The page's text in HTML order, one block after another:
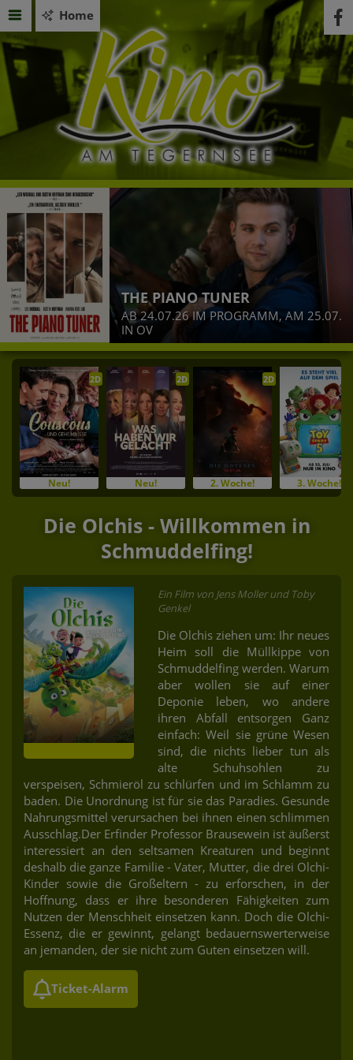
Home
THE PIANO TUNER
AB 24.07.26 IM PROGRAMM, AM 25.07.
IN OV
2D
Neu!
2D
Neu!
2D
2. Woche! 3. Woche!
Die Olchis - Willkommen in
Schmuddelfing!
Ein Film von Jens Moller und Toby
Genkel
Die Olchis ziehen um: Ihr neues
Heim soll die Müllkippe von
Schmuddelfing werden. Warum
aber wollen sie auf einer
Deponie leben, wo andere
ihren Abfall entsorgen Ganz
einfach: Weil sie grüne Wesen
sind, die nichts lieber tun als
alte Schuhsohlen zu
verspeisen, Schmieröl zu schlürfen und im Schlamm zu
baden. Die Unordnung ist für sie das Paradies. Gesunde
Nahrungsmittel verursachen bei ihnen einen schlimmen
Ausschlag.Der Erfinder Professor Brausewein ist äußerst
interessiert an den seltsamen Kreaturen und beginnt
deshalb die ganze Familie - Vater, Mutter, die drei Olchi-
Kinder sowie die Großeltern - zu erforschen, in der
Hoffnung, dass er ihre besonderen Fähigkeiten zum
Nutzen der Menschheit einsetzen kann. Doch die Olchi-
Essenz, die er gewinnt, gelangt bedauernswerterweise
an jemanden, der sie nicht zum Guten einsetzen will.
Ticket-Alarm